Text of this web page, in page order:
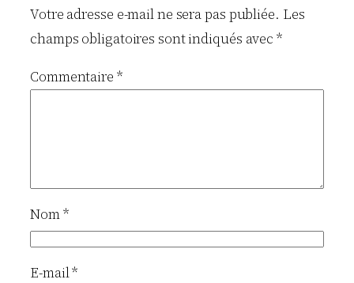
Votre adresse e-mail ne sera pas publiée. Les
champs obligatoires sont indiqués avec*
Commentaire *
Nom*
E-mail*